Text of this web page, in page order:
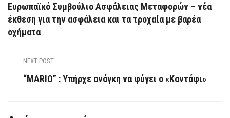
Ευρωπαϊκό Συμβούλιο Ασφάλειας Μεταφορών – νέα
έκθεση για την ασφάλεια και τα τροχαία με βαρέα
οχήματα
NEXT POST
“MARIO” : Υπήρχε ανάγκη να φύγει ο «Καντάφι»